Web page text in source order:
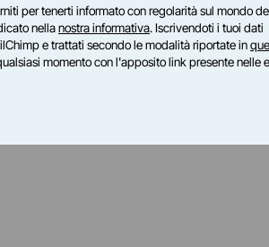
sarà inoltre collocata la
artista Cornelia Badelita,
e le altre" varato dalla
Belle Arti.
per tenerti informato con regolarità sul mondo
nellanostra informativa. Iscrivendoti i tuoi dati
e trattati secondo le modalità riportate in
momento con l'apposito link presente nelle